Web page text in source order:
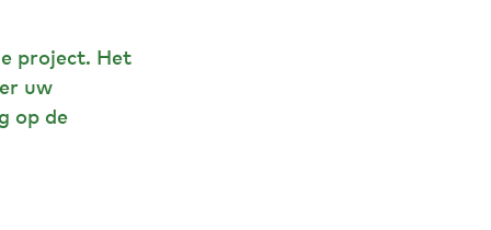
project. Het
uw
op de